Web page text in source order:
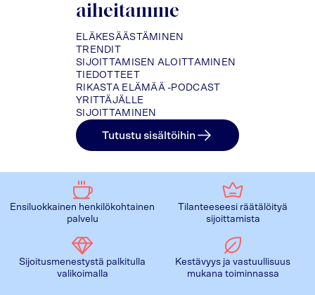
aiheitamme
ELÄKESÄÄSTÄMINEN
TRENDIT
SIJOITTAMISEN ALOITTAMINEN
TIEDOTTEET
RIKASTA ELÄMÄÄ -PODCAST
YRITTÄJÄLLE
SIJOITTAMINEN
Tutustu sisältöihin
Ensiluokkainen henkilökohtainen
palvelu
Tilanteeseesi räätälöityä
sijoittamista
Sijoitusmenestystä palkitulla
valikoimalla
Kestävyys ja vastuullisuus
mukana toiminnassa